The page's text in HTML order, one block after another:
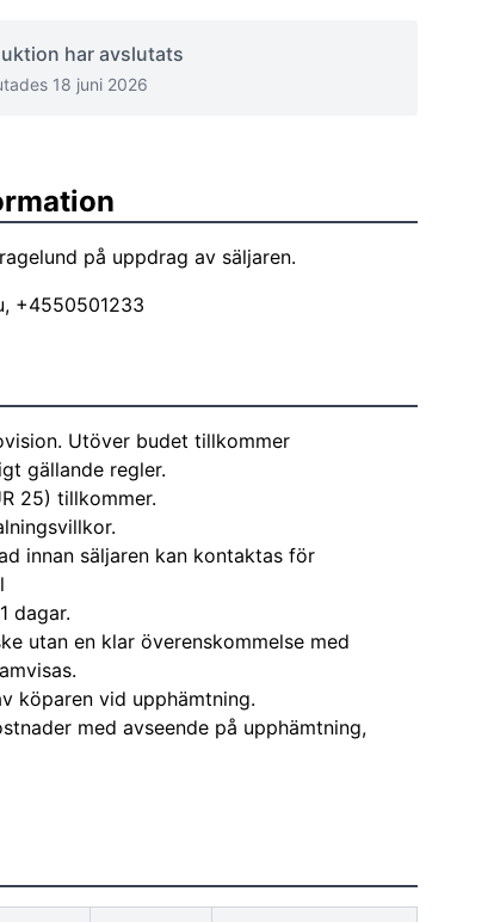
har avslutats
18 juni 2026
på uppdrag av säljaren.
, +4550501233
Utöver budet tillkommer
gällande regler.
25) tillkommer.
innan säljaren kan kontaktas för
dagar.
utan en klar överenskommelse med
köparen vid upphämtning.
med avseende på upphämtning,